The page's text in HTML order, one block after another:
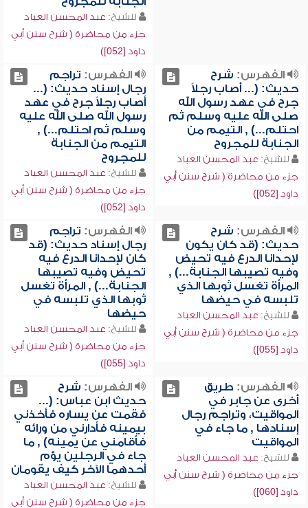
للشيخ: عبد المحسن العباد
جزء من محاضرة ( شرح سنن أبي
داود [052])
الفهرس: شرح
حديث: (... أصاب رجلاً
جرح في عهد رسول الله
صلى الله عليه وسلم ثم
احتلم...) , التيمم من
الجنابة للمجروح
للشيخ: عبد المحسن العباد
جزء من محاضرة ( شرح سنن أبي
داود [052])
الفهرس: تراجم
رجال إسناد حديث: (...
أصاب رجلاً جرح في عهد
رسول الله صلى الله عليه
وسلم ثم احتلم...) ,
التيمم من الجنابة
للمجروح
للشيخ: عبد المحسن العباد
جزء من محاضرة ( شرح سنن أبي
داود [052])
الفهرس: شرح
حديث: (قد كان يكون
لإحدانا الدرع فيه تحيض
وفيه تصيبها الجنابة...) ,
المرأة تغسل ثوبها الذي
تلبسه في حيضها
للشيخ: عبد المحسن العباد
جزء من محاضرة ( شرح سنن أبي
داود [055])
الفهرس: تراجم
رجال إسناد حديث: (قد
كان لإحدانا الدرع فيه
تحيض وفيه تصيبها
الجنابة...) , المرأة تغسل
ثوبها الذي تلبسه في
حيضها
للشيخ: عبد المحسن العباد
جزء من محاضرة ( شرح سنن أبي
داود [055])
الفهرس: طريق
أخرى عن جابر في
المواقيت، وتراجم رجال
إسنادها , ما جاء في
المواقيت
للشيخ: عبد المحسن العباد
جزء من محاضرة ( شرح سنن أبي
داود [060])
الفهرس: شرح
حديث ابن عباس: (...
فقمت عن يساره فأخذني
بيمينه فأدارني من ورائه
فأقامني عن يمينه) , ما
جاء في الرجلين يؤم
أحدهما الآخر كيف يقومان
للشيخ: عبد المحسن العباد
جزء من محاضرة ( شرح سنن أبي